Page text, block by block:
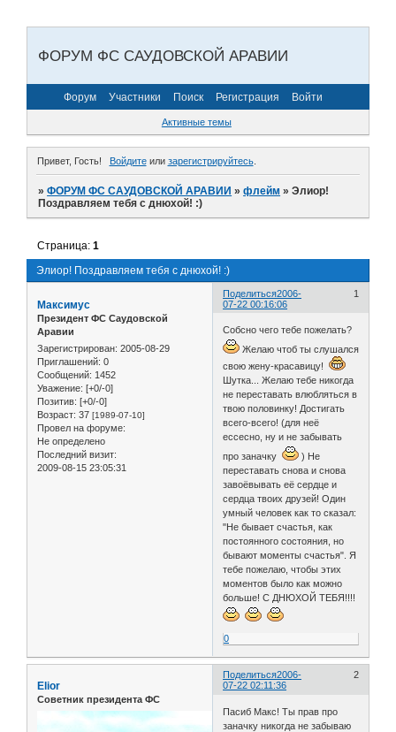
ФОРУМ ФС САУДОВСКОЙ АРАВИИ
Форум Участники Поиск Регистрация Войти
Активные темы
Привет, Гость! Войдитеили зарегистрируйтесь.
»ФОРУМ ФС САУДОВСКОЙ АРАВИИ »флейм »Элиор!
Поздравляем тебя с днюхой! :)
Элиор! Поздравляем тебя с днюхой! :)
Страница:1
Поделиться 1
2006-
07-22 00:16:06
Максимус
Президент ФС Саудовской
Аравии
Зарегистрирован: 2005-08-29
Приглашений: 0
Сообщений: 1452
Уважение: [+0/-0]
Позитив: [+0/-0]
Возраст: 37 [1989-07-10]
Провел на форуме:
Не определено
Последний визит:
2009-08-15 23:05:31
Собсно чего тебе пожелать?
Желаю чтоб ты слушался
свою жену-красавицу!
Шутка... Желаю тебе никогда
не переставать влюбляться в
твою половинку! Достигать
всего-всего! (для неё
ессесно, ну и не забывать
про заначку
) Не
переставать снова и снова
завоёвывать её сердце и
сердца твоих друзей! Один
умный человек как то сказал:
"Не бывает счастья, как
постоянного состояния, но
бывают моменты счастья". Я
тебе пожелаю, чтобы этих
моментов было как можно
больше! С ДНЮХОЙ ТЕБЯ!!!!
0
Поделиться 2
2006-
07-22 02:11:36
Elior
Советник президента ФС
Пасиб Макс! Ты прав про
заначку никогда не забываю